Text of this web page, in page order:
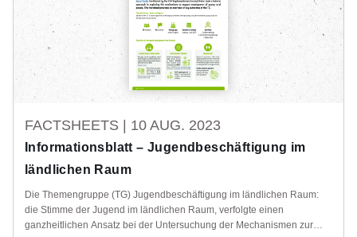
FACTSHEETS | 10 AUG. 2023
Informationsblatt – Jugendbeschäftigung im
ländlichen Raum
Die Themengruppe (TG) Jugendbeschäftigung im ländlichen Raum:
die Stimme der Jugend im ländlichen Raum, verfolgte einen
ganzheitlichen Ansatz bei der Untersuchung der Mechanismen zur